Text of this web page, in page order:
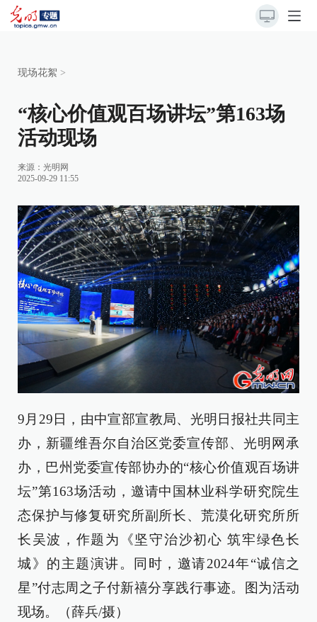
现场花絮 >
“核心价值观百场讲坛”第163场
活动现场
来源： 光明网
2025-09-29 11:55
9月29日，由中宣部宣教局、光明日报社共同主
办，新疆维吾尔自治区党委宣传部、光明网承
办，巴州党委宣传部协办的“核心价值观百场讲
坛”第163场活动，邀请中国林业科学研究院生
态保护与修复研究所副所长、荒漠化研究所所
长吴波，作题为《坚守治沙初心 筑牢绿色长
城》的主题演讲。同时，邀请2024年“诚信之
星”付志周之子付新禧分享践行事迹。图为活动
现场。（薛兵/摄）